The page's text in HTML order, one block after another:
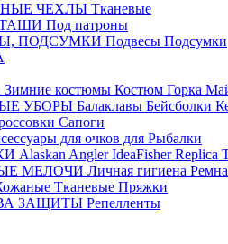
ЧЕХЛЫ Тканевые
Под патроны
ПОДСУМКИ Подвесы Подсумки
Зимние костюмы Костюм Горка
УБОРЫ Балаклавы Бейсболки
Сапоги
для очков для Рыбалки
Alaskan AnglerIdeaFisherReplica
МЕЛОЧИ Личная гигиена
Тканевые Пряжки
ЗАЩИТЫ Репелленты